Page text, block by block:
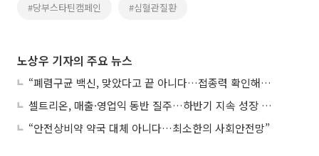
#당부스타틴캠페인 #심혈관질환
노상우 기자의 주요 뉴스
“폐렴구균 백신, 맞았다고 끝 아니다…접종력 확인해야”
셀트리온, 매출·영업익 동반 질주…하반기 지속 성장 전망에 주목
“안전상비약 약국 대체 아니다…최소한의 사회안전망”